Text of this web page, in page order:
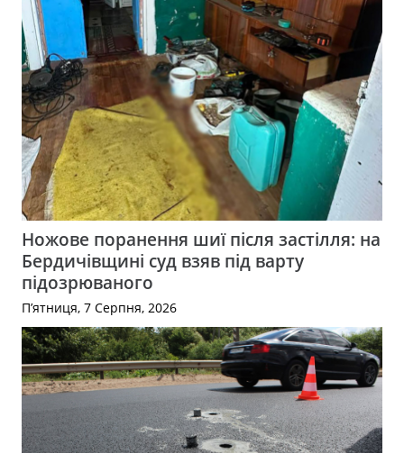
Ножове поранення шиї після застілля: на
Бердичівщині суд взяв під варту
підозрюваного
П’ятниця, 7 Серпня, 2026